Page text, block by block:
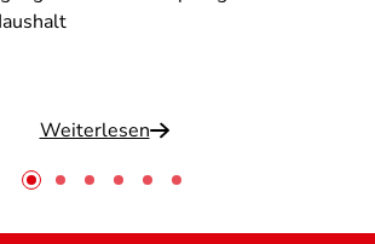
Weiterlesen